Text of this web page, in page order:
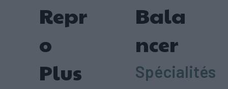
Repr
o
Plus
Bala
ncer
Spécialités